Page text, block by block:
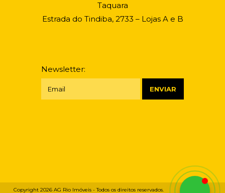
Taquara
Estrada do Tindiba, 2733 – Lojas A e B
Newsletter:
Copyright 2026 AG Rio Imóveis - Todos os direitos reservados.